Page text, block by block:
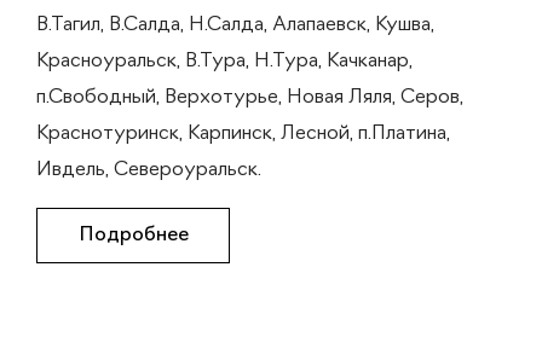
В.Тагил, В.Салда, Н.Салда, Алапаевск, Кушва,
Красноуральск, В.Тура, Н.Тура, Качканар,
п.Свободный, Верхотурье, Новая Ляля, Серов,
Краснотуринск, Карпинск, Лесной, п.Платина,
Ивдель, Североуральск.
Подробнее